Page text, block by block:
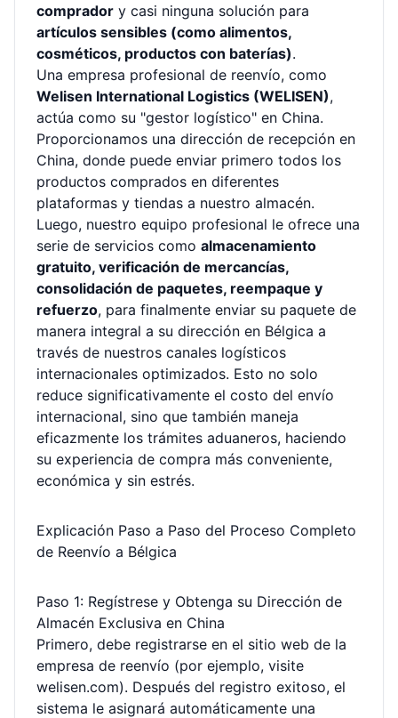
comprador y casi ninguna solución para
artículos sensibles (como alimentos,
cosméticos, productos con baterías).
Una empresa profesional de reenvío, como
Welisen International Logistics (WELISEN),
actúa como su "gestor logístico" en China.
Proporcionamos una dirección de recepción en
China, donde puede enviar primero todos los
productos comprados en diferentes
plataformas y tiendas a nuestro almacén.
Luego, nuestro equipo profesional le ofrece una
serie de servicios como almacenamiento
gratuito, verificación de mercancías,
consolidación de paquetes, reempaque y
refuerzo, para finalmente enviar su paquete de
manera integral a su dirección en Bélgica a
través de nuestros canales logísticos
internacionales optimizados. Esto no solo
reduce significativamente el costo del envío
internacional, sino que también maneja
eficazmente los trámites aduaneros, haciendo
su experiencia de compra más conveniente,
económica y sin estrés.
Explicación Paso a Paso del Proceso Completo
de Reenvío a Bélgica
Paso 1: Regístrese y Obtenga su Dirección de
Almacén Exclusiva en China
Primero, debe registrarse en el sitio web de la
empresa de reenvío (por ejemplo, visite
welisen.com). Después del registro exitoso, el
sistema le asignará automáticamente una